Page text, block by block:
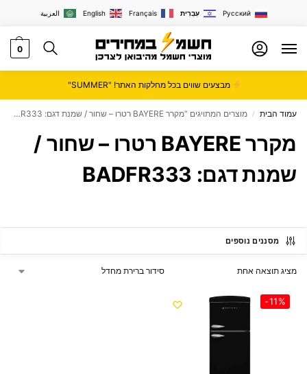
العربية English Français עִבְרִית Русский
0
מבצעים שווים בכל מחלקות האתר! "SUMMER"
עמוד הבית / מוצרים המתויגים “מקרר BAYERE רטרו – שחור / שמנת דגם: BADFR333”
מקרר BAYERE רטרו – שחור /
שמנת דגם: BADFR333
מסננים נוספים
מציג תוצאה אחת
-11%